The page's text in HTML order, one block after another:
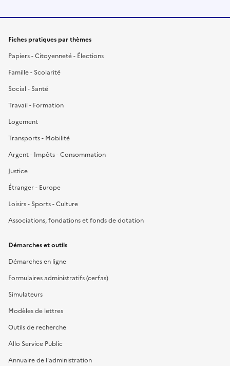
Fiches pratiques par thèmes
Papiers - Citoyenneté - Élections
Famille - Scolarité
Social - Santé
Travail - Formation
Logement
Transports - Mobilité
Argent - Impôts - Consommation
Justice
Étranger - Europe
Loisirs - Sports - Culture
Associations, fondations et fonds de dotation
Démarches et outils
Démarches en ligne
Formulaires administratifs (cerfas)
Simulateurs
Modèles de lettres
Outils de recherche
Allo Service Public
Annuaire de l'administration